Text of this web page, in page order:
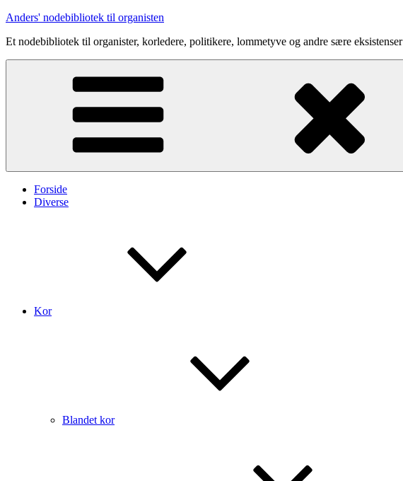
Videre
indhold
Anders' nodebibliotek til organisten
Et nodebibliotek til organister, korledere, politikere, lommetyve og andre sære eksistenser
Forside
Diverse
Kor
Blandet kor